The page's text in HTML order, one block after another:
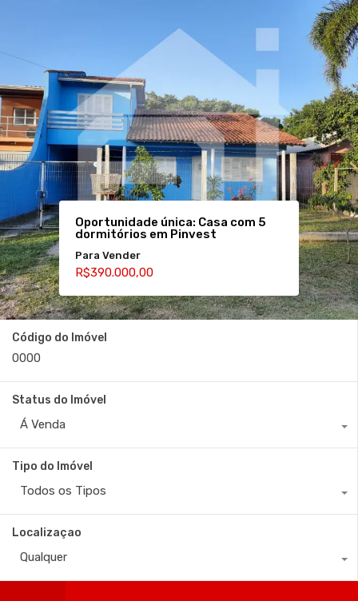
Oportunidade única: Casa com 5
dormitórios em Pinvest
Para Vender
R$390.000,00
Código do Imóvel
Status do Imóvel
Á Venda
Tipo do Imóvel
Todos os Tipos
Localizaçao
Qualquer